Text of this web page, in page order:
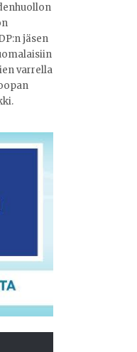
jäsen
varrella